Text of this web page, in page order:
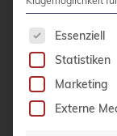
Wechsel
Distributionen
Erfahrene
Es folgtEssenziell
Statistiken
Marketing
Externe